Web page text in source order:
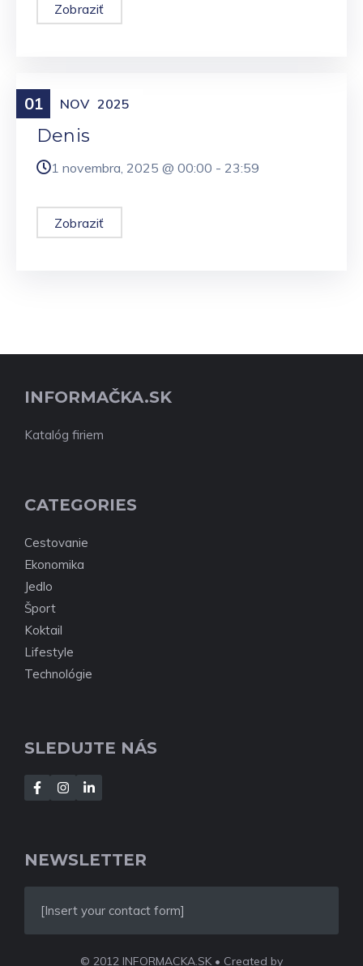
Zobraziť
01 NOV 2025
Meniny
Denis
1 novembra, 2025 @ 00:00 - 23:59
Zobraziť
INFORMAČKA.SK
Katalóg firiem
CATEGORIES
Cestovanie
Ekonomika
Jedlo
Šport
Koktail
Lifestyle
Technológie
SLEDUJTE NÁS
NEWSLETTER
[Insert your contact form]
© 2012 INFORMACKA.SK • Created by